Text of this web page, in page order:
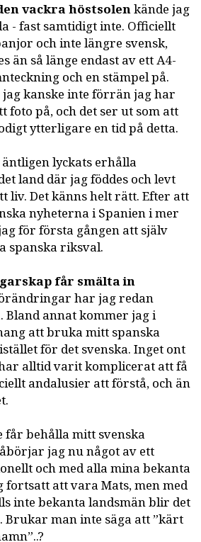
vackra höstsolenkände jag
- fast samtidigt inte. Officiellt
och inte längre svensk,
än så länge endast av ett A4-
och en stämpel på.
kanske inte förrän jag har
foto på, och det ser ut som att
ytterligare en tid på detta.
lyckats erhålla
land där jag föddes och levt
liv. Det känns helt rätt. Efter att
nyheterna i Spanien i mer
för första gången att själv
spanska riksval.
får smälta in
har jag redan
annat kommer jag i
att bruka mitt spanska
för det svenska. Inget ont
alltid varit komplicerat att få
andalusier att förstå, och än
får behålla mitt svenska
jag nu något av ett
och med alla mina bekanta
att vara Mats, men med
inte bekanta landsmän blir det
Brukar man inte säga att ”kärt